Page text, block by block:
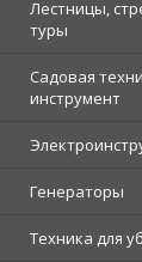
Лестницы,
туры
Садовая
инструмент
Генераторы
Техника для